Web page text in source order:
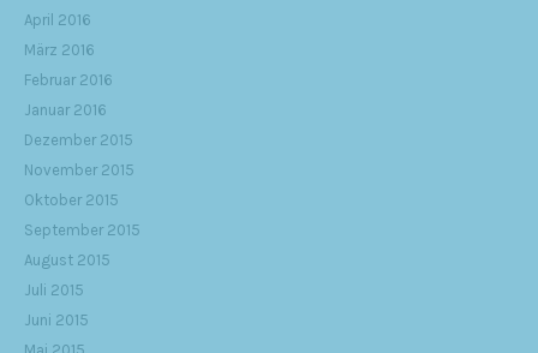
April 2016
März 2016
Februar 2016
Januar 2016
Dezember 2015
November 2015
Oktober 2015
September 2015
August 2015
Juli 2015
Juni 2015